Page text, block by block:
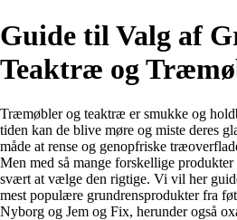
Guide til Valg af
Teaktræ og
Træmøbler og teaktræ er smukke og
tiden kan de blive møre og miste deres
måde at rense og genopfriske
Men med så mange forskellige
svært at vælge den rigtige. Vi vil her
mest populære grundrensprodukter fra
Nyborg og Jem og Fix, herunder også